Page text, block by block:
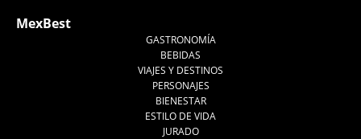
MexBest
GASTRONOMÍA
BEBIDAS
VIAJES Y DESTINOS
PERSONAJES
BIENESTAR
ESTILO DE VIDA
JURADO